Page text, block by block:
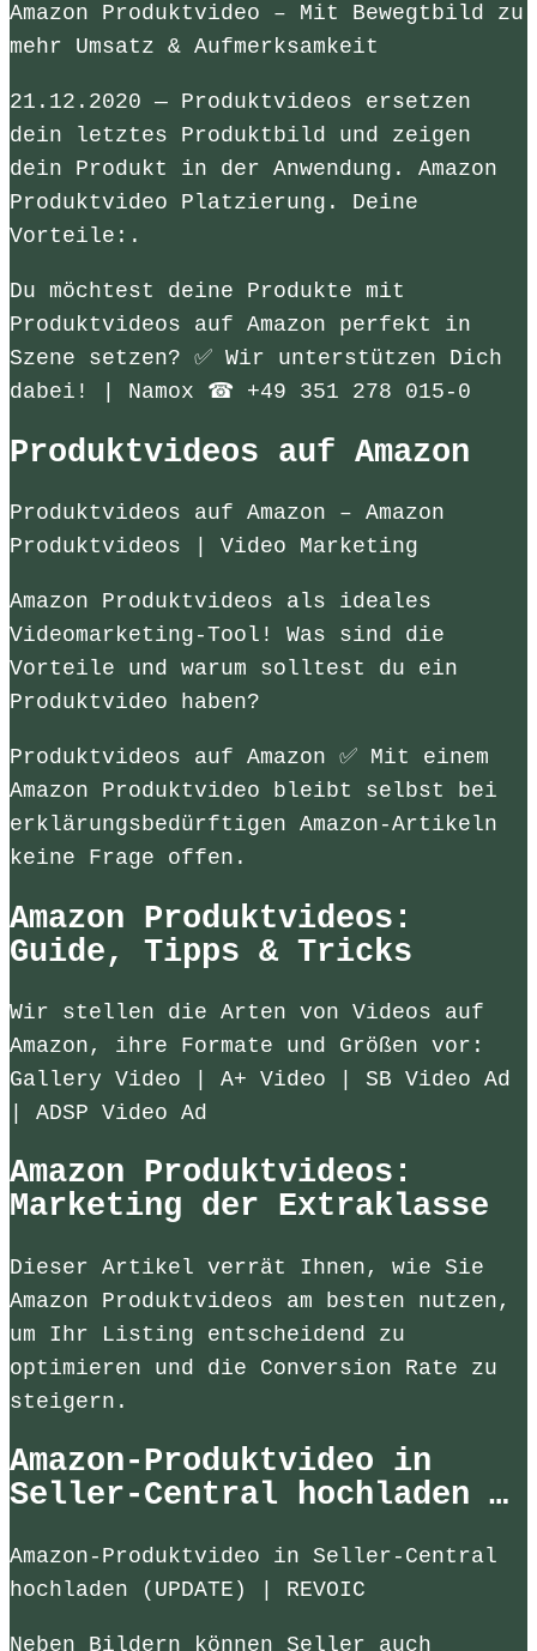
Amazon Produktvideo – Mit Bewegtbild zu
mehr Umsatz & Aufmerksamkeit
21.12.2020 — Produktvideos ersetzen
dein letztes Produktbild und zeigen
dein Produkt in der Anwendung. Amazon
Produktvideo Platzierung. Deine
Vorteile:.
Du möchtest deine Produkte mit
Produktvideos auf Amazon perfekt in
Szene setzen? ✅ Wir unterstützen Dich
dabei! | Namox ☎ +49 351 278 015-0
Produktvideos auf Amazon
Produktvideos auf Amazon – Amazon
Produktvideos | Video Marketing
Amazon Produktvideos als ideales
Videomarketing-Tool! Was sind die
Vorteile und warum solltest du ein
Produktvideo haben?
Produktvideos auf Amazon ✅ Mit einem
Amazon Produktvideo bleibt selbst bei
erklärungsbedürftigen Amazon-Artikeln
keine Frage offen.
Amazon Produktvideos:
Guide, Tipps & Tricks
Wir stellen die Arten von Videos auf
Amazon, ihre Formate und Größen vor:
Gallery Video | A+ Video | SB Video Ad
| ADSP Video Ad
Amazon Produktvideos:
Marketing der Extraklasse
Dieser Artikel verrät Ihnen, wie Sie
Amazon Produktvideos am besten nutzen,
um Ihr Listing entscheidend zu
optimieren und die Conversion Rate zu
steigern.
Amazon-Produktvideo in
Seller-Central hochladen …
Amazon-Produktvideo in Seller-Central
hochladen (UPDATE) | REVOIC
Neben Bildern können Seller auch